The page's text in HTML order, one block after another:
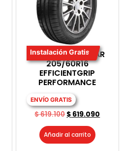
Instalación Gratis
LLANTA GOODYEAR
205/60R16
EFFICIENTGRIP
PERFORMANCE
ENVÍO GRATIS
$619.100$ 619.090
Añadir al carrito